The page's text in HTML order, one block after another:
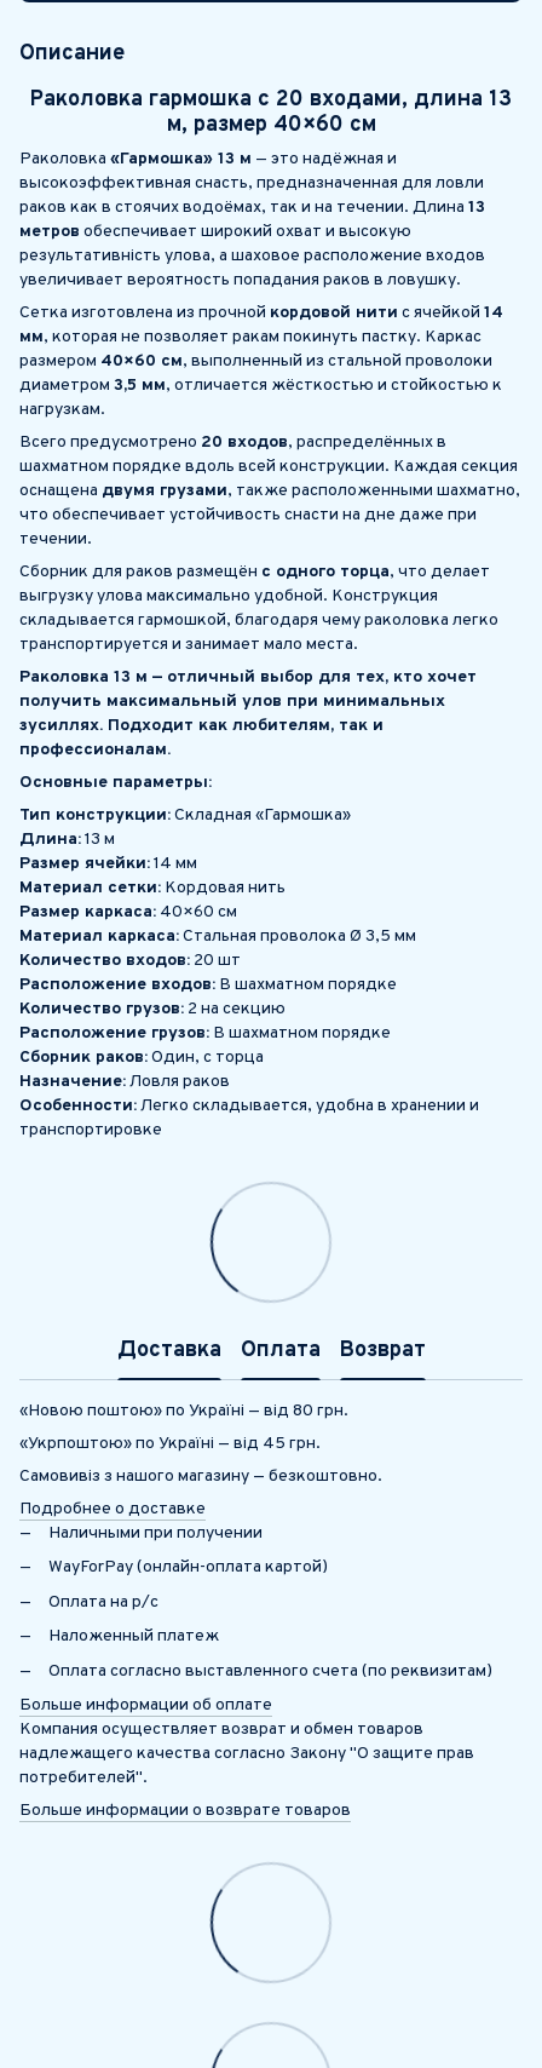
Описание
Раколовка гармошка с 20 входами, длина 13
м, размер 40×60 см
Раколовка «Гармошка» 13 м — это надёжная и
высокоэффективная снасть, предназначенная для ловли
раков как в стоячих водоёмах, так и на течении. Длина 13
метров обеспечивает широкий охват и высокую
результативність улова, а шаховое расположение входов
увеличивает вероятность попадания раков в ловушку.
Сетка изготовлена из прочной кордовой нити с ячейкой 14
мм, которая не позволяет ракам покинуть пастку. Каркас
размером 40×60 см, выполненный из стальной проволоки
диаметром 3,5 мм, отличается жёсткостью и стойкостью к
нагрузкам.
Всего предусмотрено 20 входов, распределённых в
шахматном порядке вдоль всей конструкции. Каждая секция
оснащена двумя грузами, также расположенными шахматно,
что обеспечивает устойчивость снасти на дне даже при
течении.
Сборник для раков размещён с одного торца, что делает
выгрузку улова максимально удобной. Конструкция
складывается гармошкой, благодаря чему раколовка легко
транспортируется и занимает мало места.
Раколовка 13 м — отличный выбор для тех, кто хочет
получить максимальный улов при минимальных
зусиллях. Подходит как любителям, так и
профессионалам.
Основные параметры:
Тип конструкции:Складная «Гармошка»
Длина:13 м
Размер ячейки:14 мм
Материал сетки: Кордовая нить
Размер каркаса: 40×60 см
Материал каркаса:Стальная проволока Ø 3,5 мм
Количество входов: 20 шт
Расположение входов: В шахматном порядке
Количество грузов: 2 на секцию
Расположение грузов: В шахматном порядке
Сборник раков:Один, с торца
Назначение:Ловля раков
Особенности:Легко складывается, удобна в хранении и
транспортировке
Доставка Оплата Возврат
«Новою поштою» по Україні — від 80 грн.
«Укрпоштою» по Україні — від 45 грн.
Самовивіз з нашого магазину — безкоштовно.
Подробнее о доставке
Наличными при получении
WayForPay (онлайн-оплата картой)
Оплата на р/с
Наложенный платеж
Оплата согласно выставленного счета (по реквизитам)
Больше информации об оплате
Компания осуществляет возврат и обмен товаров
надлежащего качества согласно Закону "О защите прав
потребителей".
Больше информации о возврате товаров